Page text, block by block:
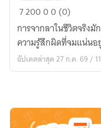
เมื่อ
เวลา
ตก
ตะกอน
720000 (0)
การจากลาในชีวิตจริงมั
ความรู้สึกผิดที่จมแน่นอ
อัปเดตล่าสุด 27 ก.ค. 69 /